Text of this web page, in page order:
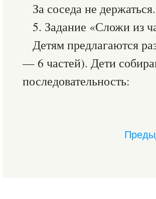
За соседа не держаться.
5. Задание «Сложи из
Детям предлагаются
— 6 частей). Дети
последовательность: